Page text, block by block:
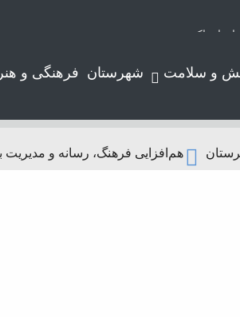
و سلامت شهرستان فرهنگی و
هم‌افزایی فرهنگ، رسانه و مدیریت